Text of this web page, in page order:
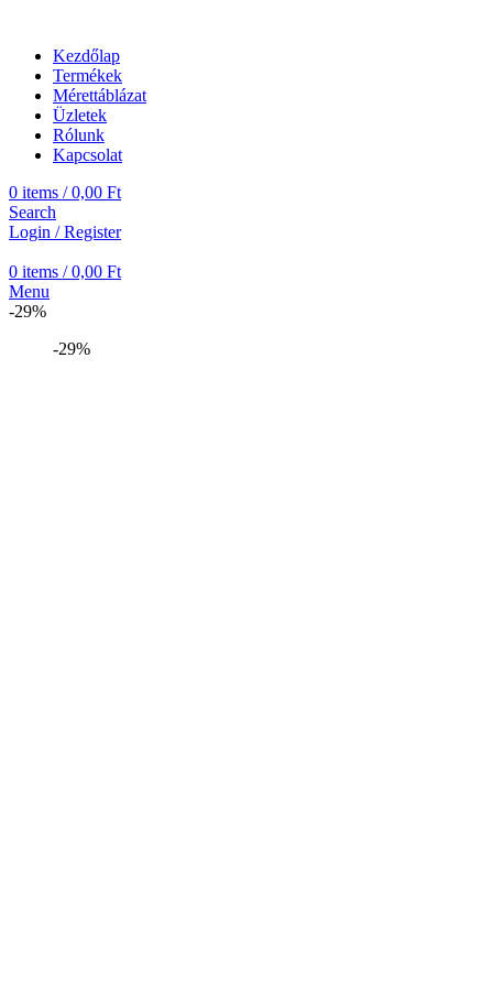
Kezdőlap
Termékek
Mérettáblázat
Üzletek
Rólunk
Kapcsolat
0 items / 0,00 Ft
Search
Login / Register
0 items / 0,00 Ft
Menu
-29%
-29%